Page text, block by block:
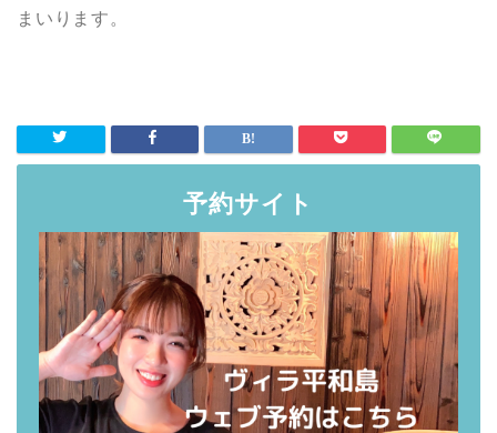
まいります。
予約サイト